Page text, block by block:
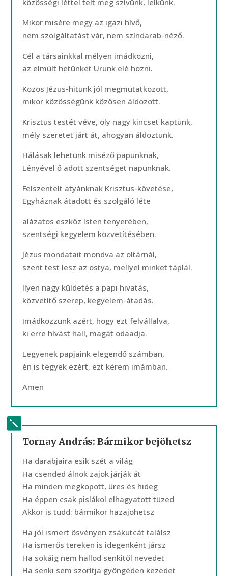
közösségi léttel telt meg szívünk, lelkünk.
Mikor misére megy az igazi hívő,
nem szolgáltatást vár, nem színdarab-néző.
Cél a társainkkal mélyen imádkozni,
az elmúlt hetünket Urunk elé hozni.
Közös Jézus-hitünk jól megmutatkozott,
mikor közösségünk közösen áldozott.
Krisztus testét véve, oly nagy kincset kaptunk,
mély szeretet járt át, ahogyan áldoztunk.
Hálásak lehetünk miséző papunknak,
Lényével ő adott szentséget napunknak.
Felszentelt atyánknak Krisztus-követése,
Egyháznak átadott és szolgáló léte
alázatos eszköz Isten tenyerében,
szentségi kegyelem közvetítésében.
Jézus mondatait mondva az oltárnál,
szent test lesz az ostya, mellyel minket táplál.
Ilyen nagy küldetés a papi hivatás,
közvetítő szerep, kegyelem-átadás.
Imádkozzunk azért, hogy ezt felvállalva,
ki erre hívást hall, magát odaadja.
Legyenek papjaink elegendő számban,
én is tegyek ezért, ezt kérem imámban.
Amen
Tornay András: Bármikor bejöhetsz
Ha darabjaira esik szét a világ
Ha csended álnok zajok járják át
Ha minden megkopott, üres és hideg
Ha éppen csak pislákol elhagyatott tüzed
Akkor is tudd: bármikor hazajöhetsz
Ha jól ismert ösvényen zsákutcát találsz
Ha ismerős tereken is idegenként jársz
Ha sokáig nem hallod senkitől nevedet
Ha senki sem szorítja gyöngéden kezedet